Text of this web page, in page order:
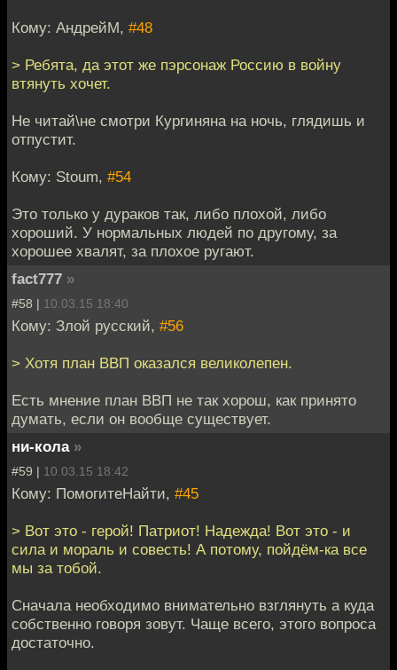
Кому: АндрейМ, #48
> Ребята, да этот же пэрсонаж Россию в войну
втянуть хочет.
Не читай\не смотри Кургиняна на ночь, глядишь и
отпустит.
Кому: Stoum, #54
Это только у дураков так, либо плохой, либо
хороший. У нормальных людей по другому, за
хорошее хвалят, за плохое ругают.
fact777 »
#58 | 10.03.15 18:40
Кому: Злой русский, #56
> Хотя план ВВП оказался великолепен.
Есть мнение план ВВП не так хорош, как принято
думать, если он вообще существует.
ни-кола »
#59 | 10.03.15 18:42
Кому: ПомогитеНайти, #45
> Вот это - герой! Патриот! Надежда! Вот это - и
сила и мораль и совесть! А потому, пойдём-ка все
мы за тобой.
Сначала необходимо внимательно взглянуть а куда
собственно говоря зовут. Чаще всего, этого вопроса
достаточно.